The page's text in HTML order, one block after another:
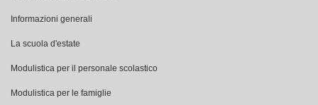
Informazioni generali
La scuola d'estate
Modulistica per il personale scolastico
Modulistica per le famiglie